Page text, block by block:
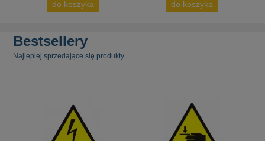
do koszyka do koszyka
Bestsellery
Najlepiej sprzedające się produkty